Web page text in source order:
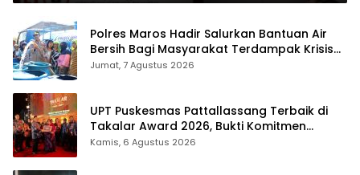
Polres Maros Hadir Salurkan Bantuan Air
Bersih Bagi Masyarakat Terdampak Krisis
Air Bersih Di Maros
Jumat, 7 Agustus 2026
UPT Puskesmas Pattallassang Terbaik di
Takalar Award 2026, Bukti Komitmen
Hadirkan Pelayanan Kesehatan Berkualitas
Kamis, 6 Agustus 2026